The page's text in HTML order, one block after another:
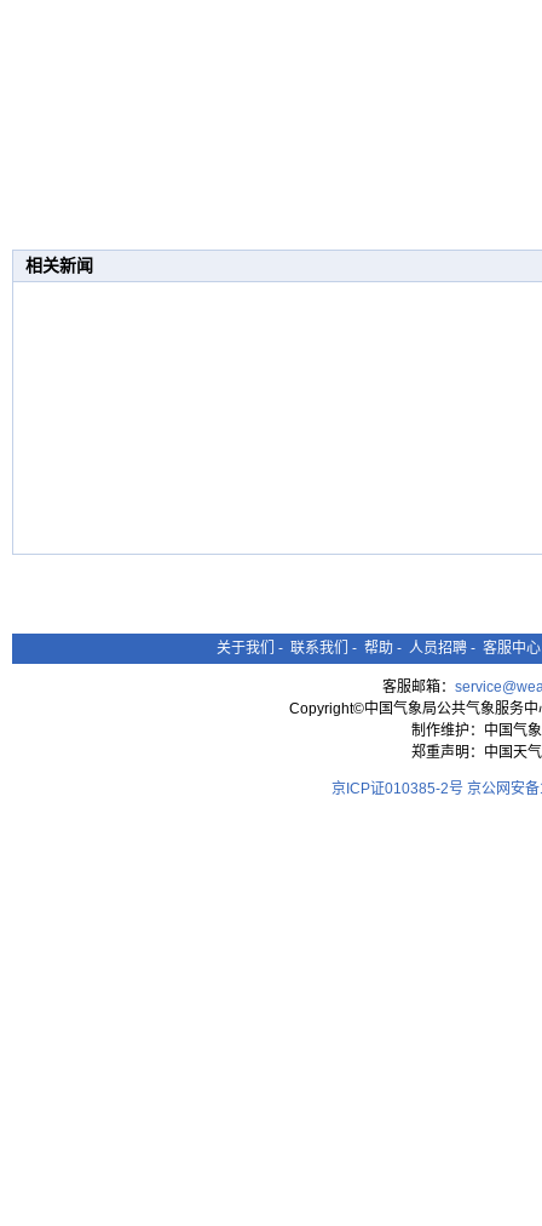
相关新闻
关于我们 - 联系我们 - 帮助 - 人员招聘 - 客服中心
客服邮箱：
Copyright©中国气象局公共气象服务
制作维护：中国气
郑重声明：中国天
京ICP证010385-2号 京公网安